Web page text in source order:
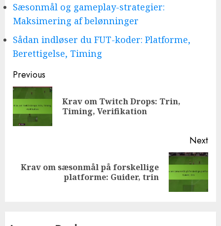
Sæsonmål og gameplay-strategier:
Maksimering af belønninger
Sådan indløser du FUT-koder: Platforme,
Berettigelse, Timing
Post
navigation
Previous
Krav om Twitch Drops: Trin,
Timing, Verifikation
Next
Next
Krav om sæsonmål på forskellige
platforme: Guider, trin